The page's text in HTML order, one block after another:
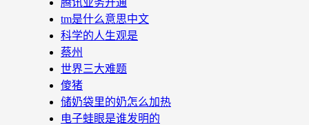
腾讯业务开通
tm是什么意思中文
科学的人生观是
蔡州
世界三大难题
傻猪
储奶袋里的奶怎么加热
电子蛙眼是谁发明的